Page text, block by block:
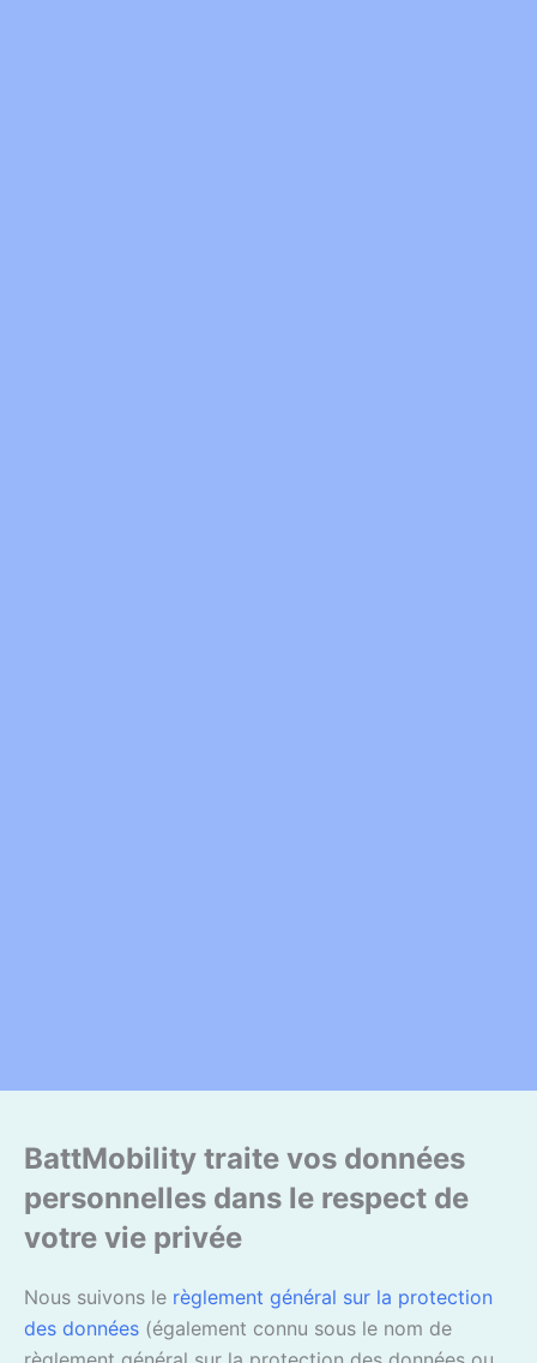
BattMobility traite vos données
personnelles dans le respect de
votre vie privée
Nous suivons le règlement général sur la protection
des données (également connu sous le nom de